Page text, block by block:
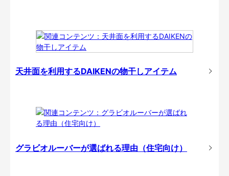
天井面を利用するDAIKENの物干しアイテム
グラビオルーバーが選ばれる理由（住宅向け）